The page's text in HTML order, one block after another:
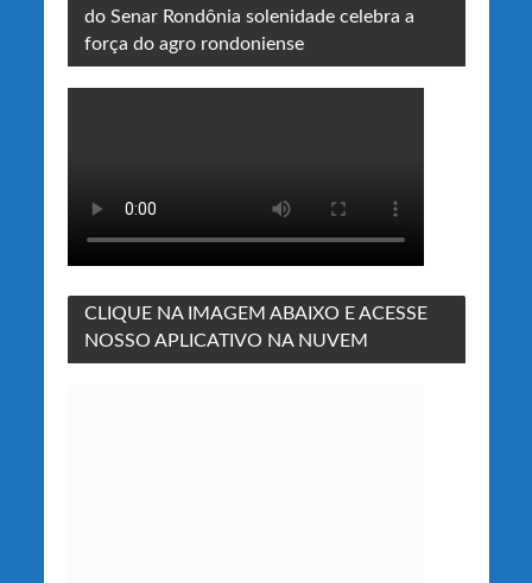
do Senar Rondônia solenidade celebra a
força do agro rondoniense
CLIQUE NA IMAGEM ABAIXO E ACESSE
NOSSO APLICATIVO NA NUVEM